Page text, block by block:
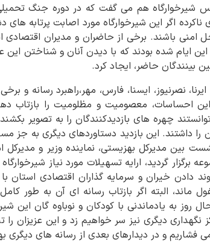
ناکرده اگر این شیرخوارگاه مورد اصابت پرتابه
باشند. برخی از حاضران و مدیران اقتصادی
این ایام شده بودند که با دیدن آنان و شناختن
بینندگان حاضر، ایجاد کرد.
نصرنیوز، ایسنا، فارس، مهر،راهبرد رسانه و
احساسات، معصومیت و مظلومیت را بازتاب
چهره های بازدیدکنندگان را به تصویر
داشتند. این بازدید دستاوردهای دیگری به جز
بین مدیرکل بهزیستی، نماینده وزیر و مدیرکل
برگزار گردید، ارایه تسهیلات مورد نیاز
دادن خیران و سرمایه گذاران اقتصادی استان
ماند، البته اگر بازتاب رسانه ای آن به طور
به یادماندنی با کودکان و نوباوه گان این
دیگری نیز سر خواهیم زد و این عزیزان را
فشاریم و در دیدارهای بعدی از رسانه های دیگری